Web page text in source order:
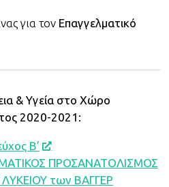
για τον Επαγγελματικό
& Υγεία στο Χώρο
2020-2021:
Β’
ΠΡΟΣΑΝΑΤΟΛΙΣΜΟΣ
των ΒΑΓΓΕΡ